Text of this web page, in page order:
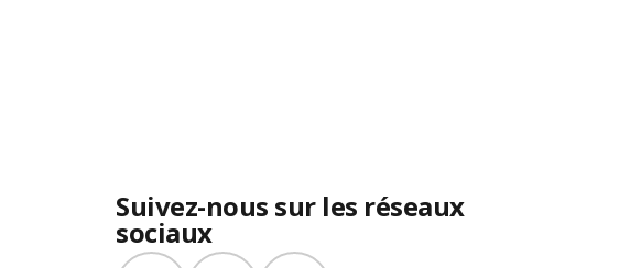
Suivez-nous sur les réseaux
sociaux